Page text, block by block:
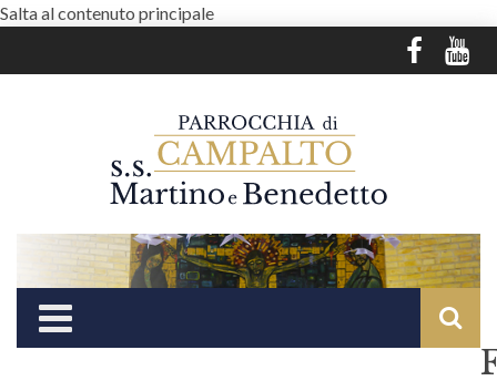
Salta al contenuto principale